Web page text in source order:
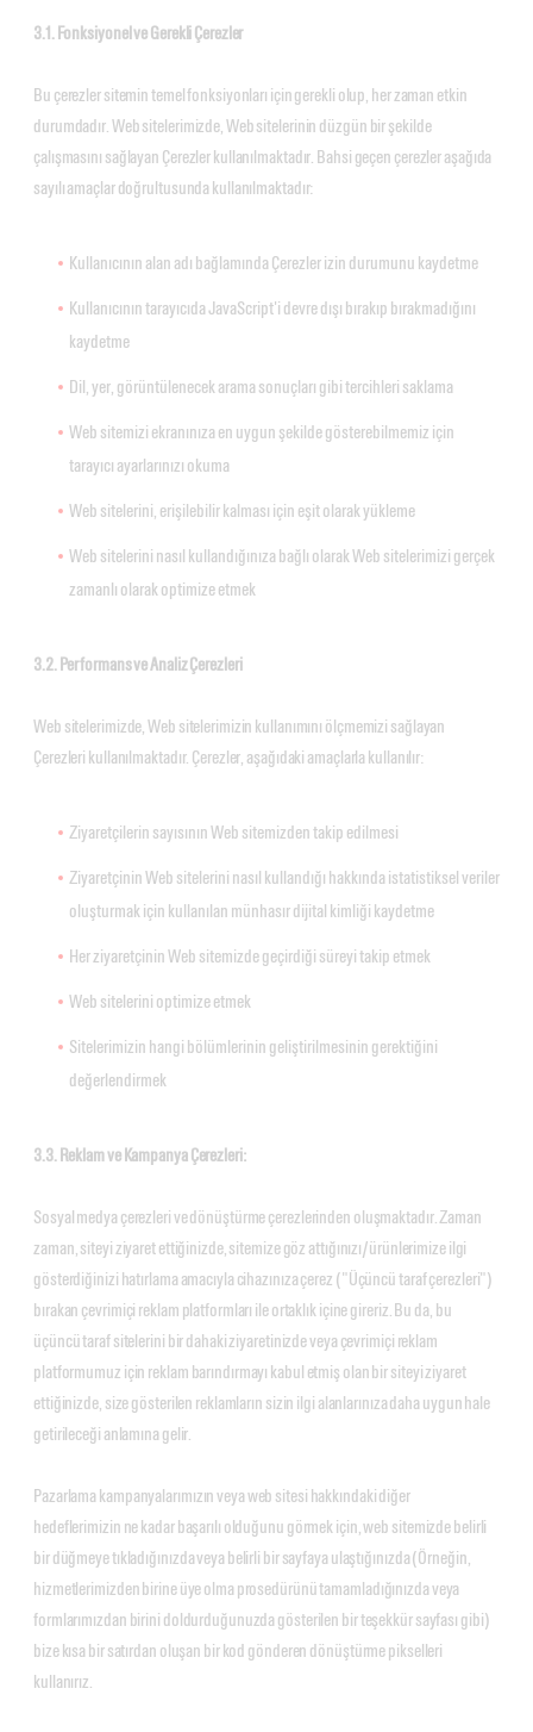
3.1. Fonksiyonel ve Gerekli Çerezler
Bu çerezler sitemin temel fonksiyonları için gerekli olup, her zaman etkin
durumdadır. Web sitelerimizde, Web sitelerinin düzgün bir şekilde
çalışmasını sağlayan Çerezler kullanılmaktadır. Bahsi geçen çerezler aşağıda
sayılı amaçlar doğrultusunda kullanılmaktadır:
Kullanıcının alan adı bağlamında Çerezler izin durumunu kaydetme
Kullanıcının tarayıcıda JavaScript'i devre dışı bırakıp bırakmadığını
kaydetme
Dil, yer, görüntülenecek arama sonuçları gibi tercihleri saklama
Web sitemizi ekranınıza en uygun şekilde gösterebilmemiz için
tarayıcı ayarlarınızı okuma
Web sitelerini, erişilebilir kalması için eşit olarak yükleme
Web sitelerini nasıl kullandığınıza bağlı olarak Web sitelerimizi gerçek
zamanlı olarak optimize etmek
3.2. Performans ve Analiz Çerezleri
Web sitelerimizde, Web sitelerimizin kullanımını ölçmemizi sağlayan
Çerezleri kullanılmaktadır. Çerezler, aşağıdaki amaçlarla kullanılır:
Ziyaretçilerin sayısının Web sitemizden takip edilmesi
Ziyaretçinin Web sitelerini nasıl kullandığı hakkında istatistiksel veriler
oluşturmak için kullanılan münhasır dijital kimliği kaydetme
Her ziyaretçinin Web sitemizde geçirdiği süreyi takip etmek
Web sitelerini optimize etmek
Sitelerimizin hangi bölümlerinin geliştirilmesinin gerektiğini
değerlendirmek
3.3. Reklam ve Kampanya Çerezleri:
Sosyal medya çerezleri ve dönüştürme çerezlerinden oluşmaktadır. Zaman
zaman, siteyi ziyaret ettiğinizde, sitemize göz attığınızı/ürünlerimize ilgi
gösterdiğinizi hatırlama amacıyla cihazınıza çerez ("Üçüncü taraf çerezleri")
bırakan çevrimiçi reklam platformları ile ortaklık içine gireriz. Bu da, bu
üçüncü taraf sitelerini bir dahaki ziyaretinizde veya çevrimiçi reklam
platformumuz için reklam barındırmayı kabul etmiş olan bir siteyi ziyaret
ettiğinizde, size gösterilen reklamların sizin ilgi alanlarınıza daha uygun hale
getirileceği anlamına gelir.
Pazarlama kampanyalarımızın veya web sitesi hakkındaki diğer
hedeflerimizin ne kadar başarılı olduğunu görmek için, web sitemizde belirli
bir düğmeye tıkladığınızda veya belirli bir sayfaya ulaştığınızda (Örneğin,
hizmetlerimizden birine üye olma prosedürünü tamamladığınızda veya
formlarımızdan birini doldurduğunuzda gösterilen bir teşekkür sayfası gibi)
bize kısa bir satırdan oluşan bir kod gönderen dönüştürme pikselleri
kullanırız.